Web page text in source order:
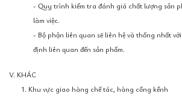
- Quy trình kiểm tra đánh giá chất lượng sản
làm việc.
- Bộ phận liên quan sẽ liên hệ và thống nhất
định liên quan đến sản phẩm.
V. KHÁC
1. Khu vực giao hàng chế tác, hàng cồng kềnh